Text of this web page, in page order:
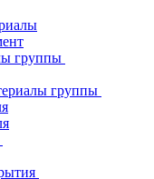
группы
группы